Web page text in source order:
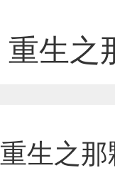
重生之
重生之